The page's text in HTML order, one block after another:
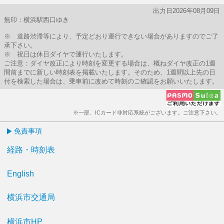
出力日2026年08月09日
無印：横浜駅西口ゆき
※ 道路渋滞等により、予定どおり運行できない場合がありますのでご了
承下さい。
※ 祝日は休日ダイヤで運行いたします。
ご注意：ダイヤ改正により時刻を変更する場合は、概ねダイヤ改正の1週
間前までに新しい時刻表を掲載いたします。そのため、1週間以上先の日
付を検索した場合は、乗車前に改めて時刻のご確認をお願いいたします。
※一部、ICカード非対応系統がございます。ご注意下さい。
免責事項
経路・時刻表
English
横浜市交通局
横浜市HP